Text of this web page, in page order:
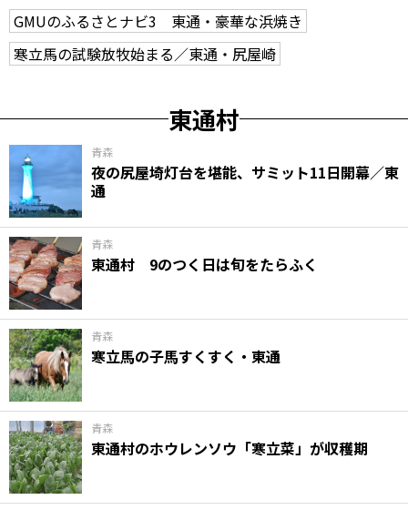
GMUのふるさとナビ3 東通・豪華な浜焼き
寒立馬の試験放牧始まる／東通・尻屋崎
東通村
青森
夜の尻屋埼灯台を堪能、サミット11日開幕／東
通
青森
東通村 9のつく日は旬をたらふく
青森
寒立馬の子馬すくすく・東通
青森
東通村のホウレンソウ「寒立菜」が収穫期